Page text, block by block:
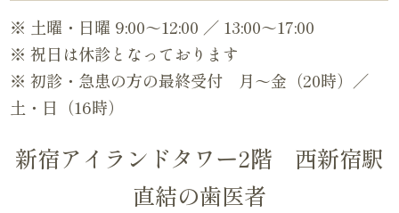
※ 土曜・日曜 9:00～12:00 ／ 13:00～17:00
※ 祝日は休診となっております
※ 初診・急患の方の最終受付 月～金（20時）／
土・日（16時）
新宿アイランドタワー2階 西新宿駅
直結の歯医者